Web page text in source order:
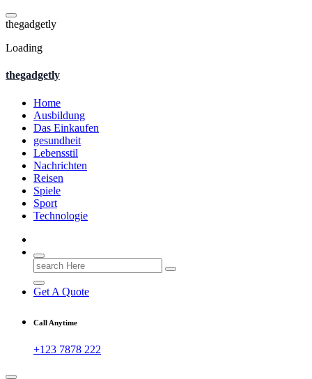
Skip
to
thegadgetly
Loading
thegadgetly
Home
Ausbildung
Das Einkaufen
gesundheit
Lebensstil
Nachrichten
Reisen
Spiele
Sport
Technologie
Search
for:
Get A Quote
Call Anytime
+123 7878 222